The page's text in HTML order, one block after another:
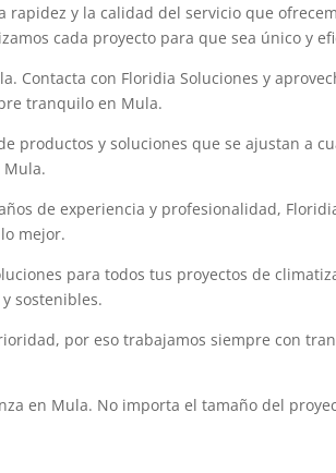
y la calidad del servicio que
cada proyecto para que sea único y
Contacta con Floridia Soluciones y
tranquilo en Mula.
productos y soluciones que se ajustan a
Mula.
de experiencia y profesionalidad,
mejor.
para todos tus proyectos de
sostenibles.
por eso trabajamos siempre con
en Mula. No importa el tamaño del